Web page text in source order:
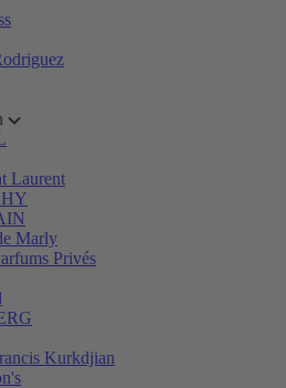
Laurent
Marly
Privés
Kurkdjian